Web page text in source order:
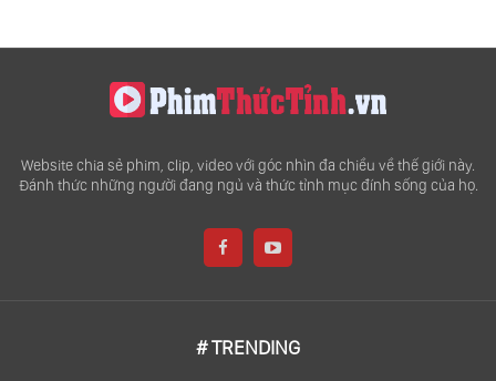
Website chia sẻ phim, clip, video với góc nhìn đa chiều về thế giới này.
Đánh thức những người đang ngủ và thức tỉnh mục đính sống của họ.
# TRENDING